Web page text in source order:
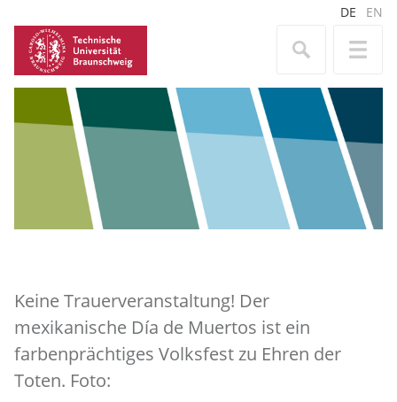
DE EN
Keine Trauerveranstaltung! Der
mexikanische Día de Muertos ist ein
farbenprächtiges Volksfest zu Ehren der
Toten. Foto: